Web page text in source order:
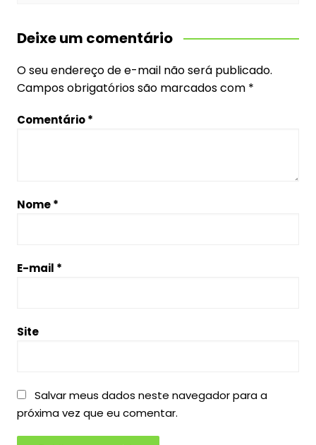
Deixe um comentário
O seu endereço de e-mail não será publicado.
Campos obrigatórios são marcados com *
Comentário*
Nome*
E-mail *
Site
Salvar meus dados neste navegador para a
próxima vez que eu comentar.